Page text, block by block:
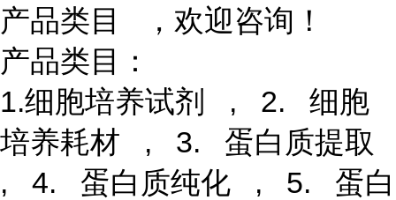
产品类目 ，欢迎咨询！
产品类目：
1.细胞培养试剂 , 2. 细胞
培养耗材 , 3. 蛋白质提取
, 4. 蛋白质纯化 , 5. 蛋白